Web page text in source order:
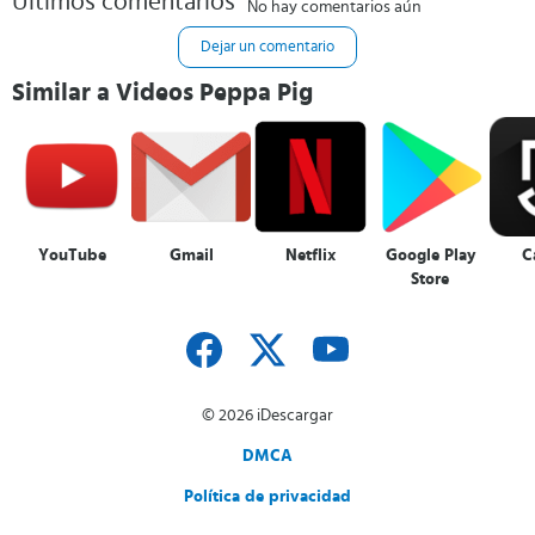
No hay comentarios aún
Dejar un comentario
Similar a Videos Peppa Pig
YouTube Gmail Netflix
Google Play
Store
© 2026 iDescargar
DMCA
Política de privacidad